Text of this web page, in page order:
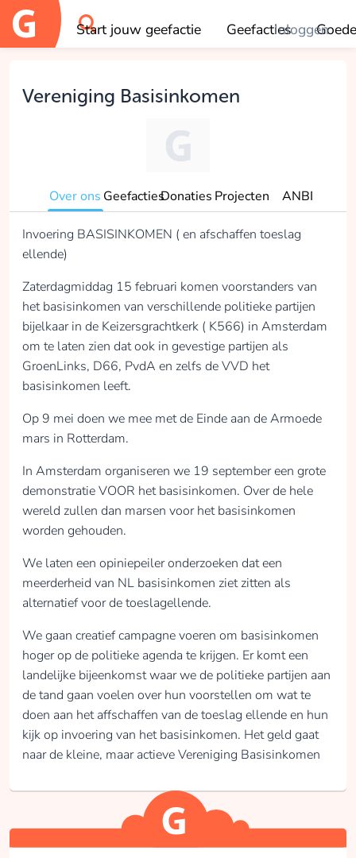
Start jouw geefactie GeefactiesInloggen
OK
Vereniging Basisinkomen
Over ons GeefactiesDonaties Projecten ANBI
Invoering BASISINKOMEN ( en afschaffen toeslag
ellende)
Zaterdagmiddag 15 februari komen voorstanders van
het basisinkomen van verschillende politieke partijen
bijelkaar in de Keizersgrachtkerk ( K566) in Amsterdam
om te laten zien dat ook in gevestige partijen als
GroenLinks, D66, PvdA en zelfs de VVD het
basisinkomen leeft.
Op 9 mei doen we mee met de Einde aan de Armoede
mars in Rotterdam.
In Amsterdam organiseren we 19 september een grote
demonstratie VOOR het basisinkomen. Over de hele
wereld zullen dan marsen voor het basisinkomen
worden gehouden.
We laten een opiniepeiler onderzoeken dat een
meerderheid van NL basisinkomen ziet zitten als
alternatief voor de toeslagellende.
We gaan creatief campagne voeren om basisinkomen
hoger op de politieke agenda te krijgen. Er komt een
landelijke bijeenkomst waar we de politieke partijen aan
de tand gaan voelen over hun voorstellen om wat te
doen aan het affschaffen van de toeslag ellende en hun
kijk op invoering van het basisinkomen. Het geld gaat
naar de kleine, maar actieve Vereniging Basisinkomen